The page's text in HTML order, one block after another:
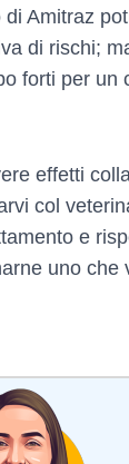
Amitraz
di rischi;
forti per un
effetti
col
e
uno che